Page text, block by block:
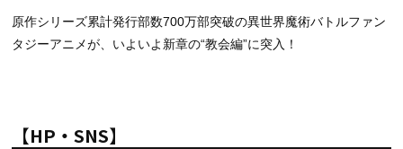
原作シリーズ累計発行部数700万部突破の異世界魔術バトルファン
タジーアニメが、いよいよ新章の“教会編”に突入！
【HP・SNS】